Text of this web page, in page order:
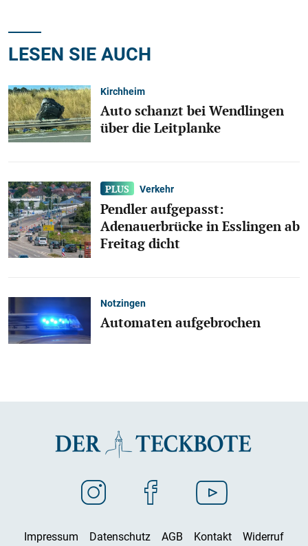
LESEN SIE AUCH
Kirchheim
Auto schanzt bei Wendlingen
über die Leitplanke
Verkehr
Pendler aufgepasst:
Adenauerbrücke in Esslingen ab
Freitag dicht
Notzingen
Automaten aufgebrochen
Impressum Datenschutz AGB Kontakt Widerruf